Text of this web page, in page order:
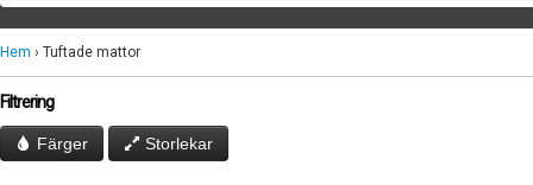
Hem › Tuftade mattor
Filtrering
Färger Storlekar